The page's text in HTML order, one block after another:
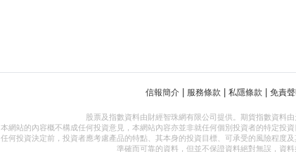
信報簡介 服務條款 私隱條款 免責聲
股票及指數資料由財經智珠網有限公司提供。期貨指數資料
本網站的內容概不構成任何投資意見，本網站內容亦並非就任何個別投資者的特定投
任何投資決定前，投資者應考慮產品的特點、其本身的投資目標、可承受的風險程度
準確而可靠的資料，但並不保證資料絕對無誤，資